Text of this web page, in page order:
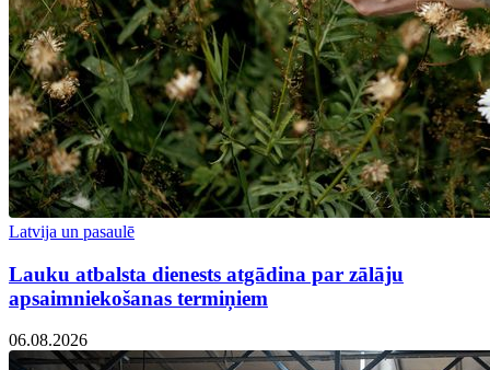
Latvija un pasaulē
Lauku atbalsta dienests atgādina par zālāju
apsaimniekošanas termiņiem
06.08.2026